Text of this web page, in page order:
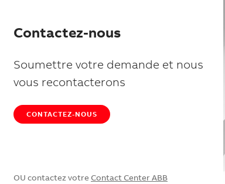
Contactez-nous
Soumettre votre demande et nous
vous recontacterons
CONTACTEZ-NOUS
OU contactez votre Contact Center ABB